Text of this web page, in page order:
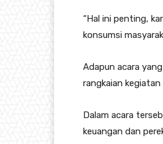
“Hal ini penting,
konsumsi
Adapun acara
rangkaian
Dalam acara
keuangan dan